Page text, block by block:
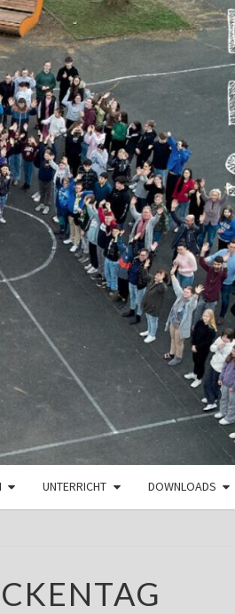
Oberschule –
Offene
Ganztagsschule
UNTERRICHT DOWNLOADS